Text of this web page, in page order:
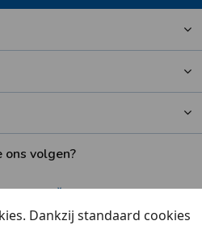
volgen?
Dankzij standaard cookies